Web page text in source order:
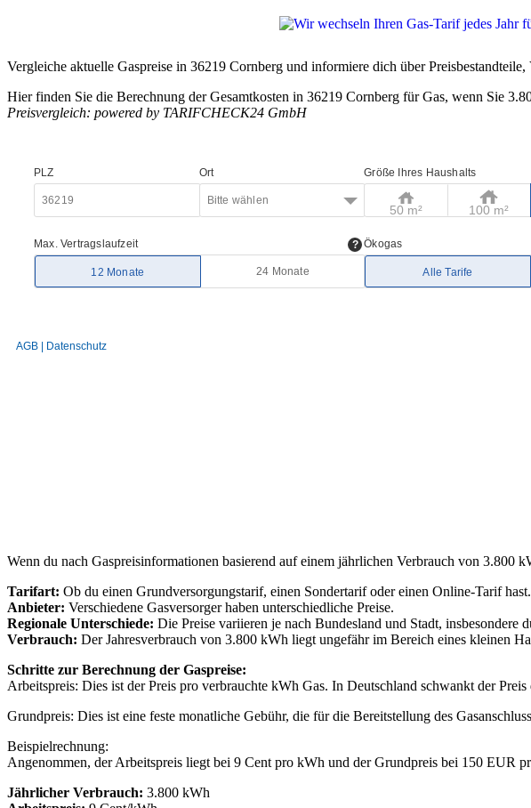
Vergleiche aktuelle Gaspreise in 36219 Cornberg und informiere dich über
Hier finden Sie die Berechnung der Gesamtkosten in 36219 Cornberg für Gas, wenn Sie
Preisvergleich: powered by TARIFCHECK24 GmbH
Wenn du nach Gaspreisinformationen basierend auf einem jährlichen Verbrauch von 3.800
Tarifart: Ob du einen Grundversorgungstarif, einen Sondertarif oder einen Online-Tarif hast.
Anbieter: Verschiedene Gasversorger haben unterschiedliche Preise.
Regionale Unterschiede: Die Preise variieren je nach Bundesland und Stadt, insbesondere
Verbrauch: Der Jahresverbrauch von 3.800 kWh liegt ungefähr im Bereich eines kleinen
Schritte zur Berechnung der Gaspreise:
Arbeitspreis: Dies ist der Preis pro verbrauchte kWh Gas. In Deutschland schwankt der
Grundpreis: Dies ist eine feste monatliche Gebühr, die für die Bereitstellung des
Beispielrechnung:
Angenommen, der Arbeitspreis liegt bei 9 Cent pro kWh und der Grundpreis bei 150 EUR
Jährlicher Verbrauch: 3.800 kWh